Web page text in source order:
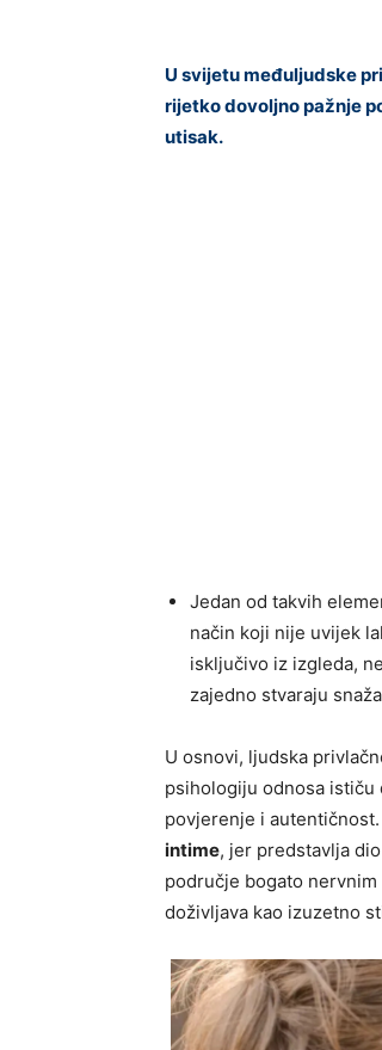
U svijetu međuljudske
rijetko dovoljno pažnje
utisak.
Jedan od takvih
način koji nije uvijek
isključivo iz izgleda,
zajedno stvaraju
U osnovi, ljudska
psihologiju odnosa ističu
povjerenje i
intime, jer predstavlja
područje bogato
doživljava kao izuzetno